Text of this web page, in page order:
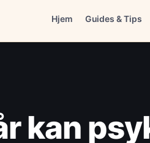
Hjem Guides & Tips
kan